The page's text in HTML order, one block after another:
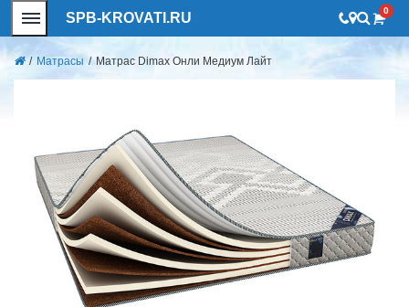
SPB-KROVATI.RU 0
/ Матрасы / Матрас Dimax Онли Медиум Лайт